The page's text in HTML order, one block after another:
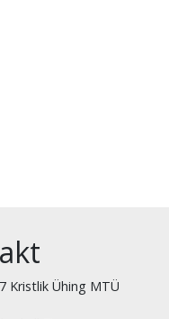
Kristlik Ühing MTÜ